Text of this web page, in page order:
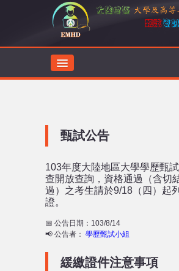
甄試公告
文件下載
甄試公告
103年度大陸地區大學學歷甄
查開放查詢，資格通過（含切
過）之考生請於9/18（四）起
證。
📅 公告日期：103/8/14
📢 公告者： 學歷甄試小組
緩繳證件注意事項